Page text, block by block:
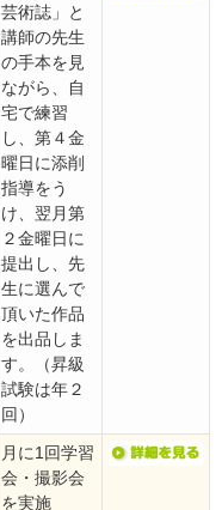
芸術誌」と
講師の先生
の手本を見
ながら、自
宅で練習
し、第４金
曜日に添削
指導をう
け、翌月第
２金曜日に
提出し、先
生に選んで
頂いた作品
を出品しま
す。（昇級
試験は年２
回）
月に1回学習
会・撮影会
を実施